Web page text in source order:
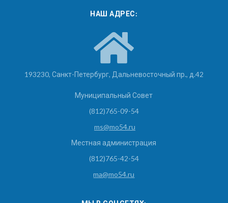
НАШ АДРЕС:
193230, Санкт-Петербург, Дальневосточный пр., д.42
Муниципальный Совет
(812)765-09-54
ms@mo54.ru
Местная администрация
(812)765-42-54
ma@mo54.ru